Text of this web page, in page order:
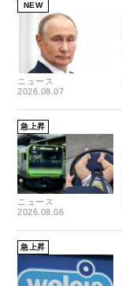
NEW
ニュース
2026.08.07
急上昇
ニュース
2026.08.06
急上昇